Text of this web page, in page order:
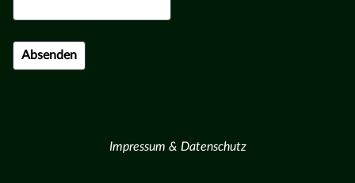
Impressum & Datenschutz